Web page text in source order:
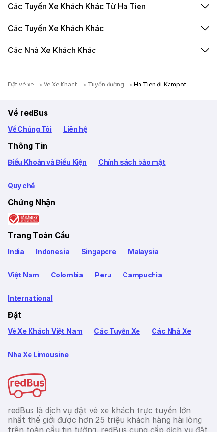
Các Tuyến Xe Khách Khác Từ Ha Tien
Các Tuyến Xe Khách Khác
Các Nhà Xe Khách Khác
Dặt vé xe Ve Xe Khach Tuyến đường Ha Tien đi Kampot
Về redBus
Về Chúng Tôi Liên hệ
Thông Tin
Điều Khoản và Điều Kiện Chính sách bảo mật
Quy chế
Chứng Nhận
Trang Toàn Cầu
India Indonesia Singapore Malaysia
Việt Nam Colombia Peru Campuchia
International
Đặt
Vé Xe Khách Việt Nam Các Tuyến Xe Các Nhà Xe
Nha Xe Limousine
redBus là dịch vụ đặt vé xe khách trực tuyến lớn
nhất thế giới được hơn 25 triệu khách hàng hài lòng
trên toàn cầu tin tưởng. redBus cung cấp dịch vụ đặt